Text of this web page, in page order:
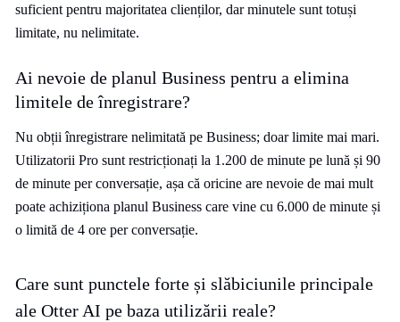
suficient pentru majoritatea clienților, dar minutele sunt totuși
limitate, nu nelimitate.
Ai nevoie de planul Business pentru a elimina
limitele de înregistrare?
Nu obții înregistrare nelimitată pe Business; doar limite mai mari.
Utilizatorii Pro sunt restricționați la 1.200 de minute pe lună și 90
de minute per conversație, așa că oricine are nevoie de mai mult
poate achiziționa planul Business care vine cu 6.000 de minute și
o limită de 4 ore per conversație.
Care sunt punctele forte și slăbiciunile principale
ale Otter AI pe baza utilizării reale?